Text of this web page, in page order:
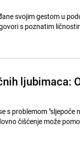
svojim gestom u
s poznatim
ljubimaca:
s problemom "sljepoće
čišćenje može